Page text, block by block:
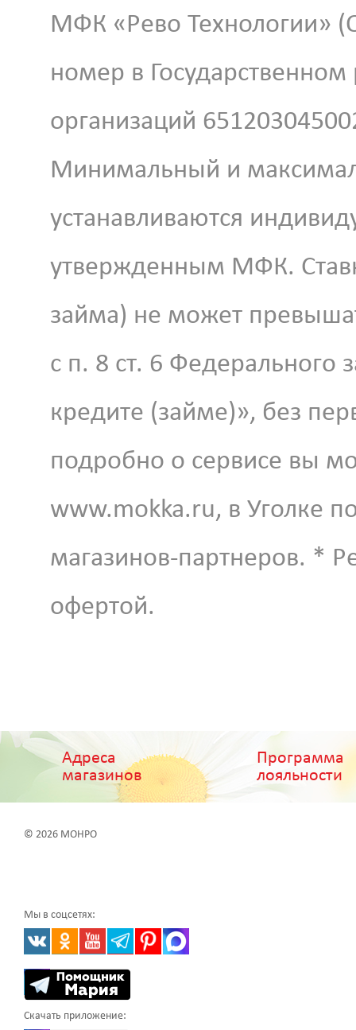
МФК «Рево Технологии»
номер в
организаций
Минимальный и
устанавливаются
утвержденным МФК.
займа) не может
с п. 8 ст. 6 Федерального
кредите (займе)», без
подробно о сервисе вы
www.mokka.ru, в Уголке
магазинов-партнеров. *
офертой.
Адреса
магазинов
Программа
лояльности
© 2026 МОНРО
Мы в соцсетях:
Скачать приложение: